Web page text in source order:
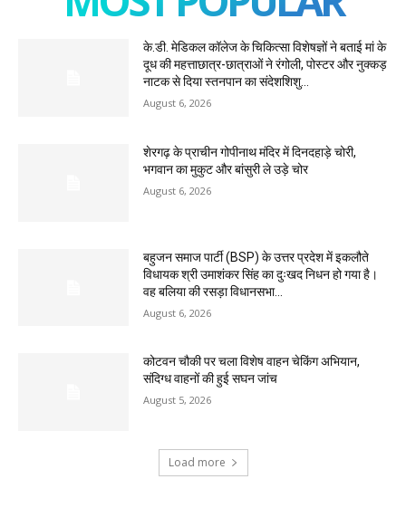
के.डी. मेडिकल कॉलेज के चिकित्सा विशेषज्ञों ने बताई मां के
दूध की महत्ताछात्र-छात्राओं ने रंगोली, पोस्टर और नुक्कड़
नाटक से दिया स्तनपान का संदेशशिशु...
August 6, 2026
शेरगढ़ के प्राचीन गोपीनाथ मंदिर में दिनदहाड़े चोरी,
भगवान का मुकुट और बांसुरी ले उड़े चोर
August 6, 2026
बहुजन समाज पार्टी (BSP) के उत्तर प्रदेश में इकलौते
विधायक श्री उमाशंकर सिंह का दुःखद निधन हो गया है।
वह बलिया की रसड़ा विधानसभा...
August 6, 2026
कोटवन चौकी पर चला विशेष वाहन चेकिंग अभियान,
संदिग्ध वाहनों की हुई सघन जांच
August 5, 2026
Load more